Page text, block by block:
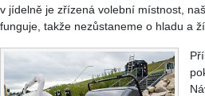
v jídelně je zřízená volební místnost,
funguje, takže nezůstaneme o hladu a